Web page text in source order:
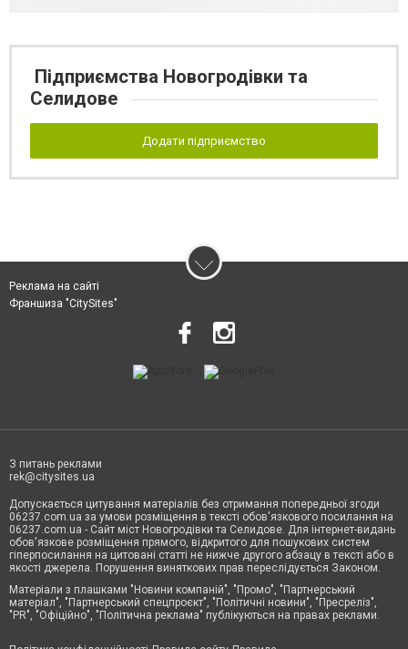
Підприємства Новогродівки та
Селидове
Додати підприємство
Реклама на сайті
Франшиза "CitySites"
З питань реклами
rek@citysites.ua
Допускається цитування матеріалів без отримання попередньої згоди
06237.com.ua за умови розміщення в тексті обов'язкового посилання на
06237.com.ua - Сайт міст Новогродівки та Селидове. Для інтернет-видань
обов'язкове розміщення прямого, відкритого для пошукових систем
гіперпосилання на цитовані статті не нижче другого абзацу в тексті або в
якості джерела. Порушення виняткових прав переслідується Законом.
Матеріали з плашками "Новини компаній", "Промо", "Партнерський
матеріал", "Партнерський спецпроєкт", "Політичні новини", "Пресреліз",
"PR", "Офіційно", "Політична реклама" публікуються на правах реклами.